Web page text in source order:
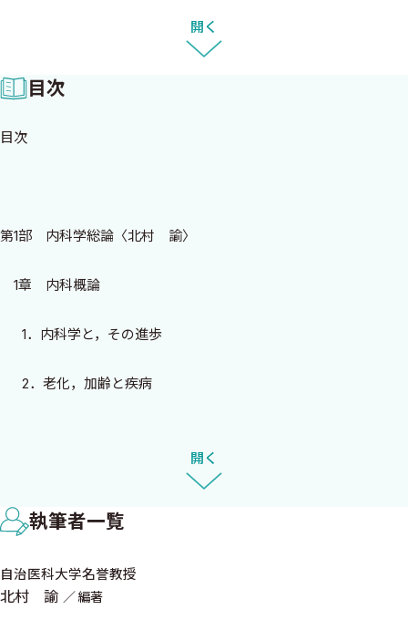
ーとなり，2020年には改訂第7版が出版されました．それから3年
の歳月が過ぎました．今回は，新進気鋭の2名の執筆者を迎えるこ
とができました．
この3年間に限っても，医学の進歩は実に目覚ましいものがありま
から発売され，日常臨床に使用できるようになりました．iPS細胞
を紹介しました．本書の内容は一段とレベルアップされ，名実と
とすることができました．
としてお役に立つものと確信しております．
2024年3月
開く
目次
目次
第1部 内科学総論〈北村 諭〉
1章 内科概論
1．内科学と，その進歩
2．老化，加齢と疾病
5．内科診断学
6．治療学
開く
執筆者一覧
自治医科大学名誉教授
北村 諭 編著